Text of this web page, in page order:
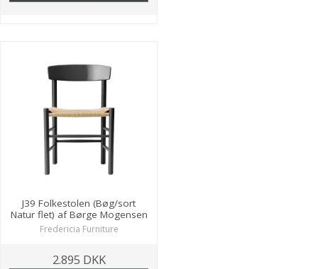
J39 Folkestolen (Bøg/sort
Natur flet) af Børge Mogensen
Fredericia Furniture
2.895 DKK